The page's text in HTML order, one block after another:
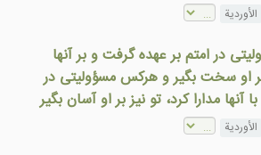
الأوردية
در امتم بر عهده گرفت و بر آنها
او سخت بگير و هرکس مسؤوليتی در
آنها مدارا کرد، تو نيز بر او آسان بگير
الأوردية